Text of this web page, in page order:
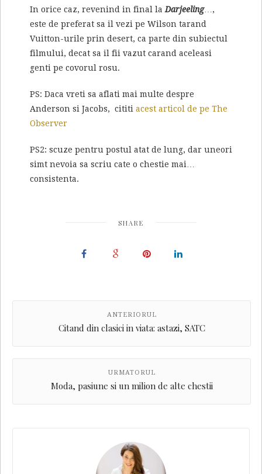
In orice caz, revenind in final laDarjeeling…,
este de preferat sa il vezi pe Wilson tarand
Vuitton-urile prin desert, ca parte din subiectul
filmului, decat sa il fii vazut carand aceleasi
genti pe covorul rosu.
PS: Daca vreti sa aflati mai multe despre
Anderson si Jacobs, cititi acest articol de pe The
Observer
PS2: scuze pentru postul atat de lung, dar uneori
simt nevoia sa scriu cate o chestie mai…
consistenta.
SHARE
ANTERIORUL
Citand din clasici in viata: astazi, SATC
URMATORUL
Moda, pasiune si un milion de alte chestii